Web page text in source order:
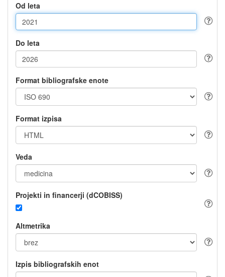
Od leta
Do leta
Format bibliografske enote
Format izpisa
Veda
Projekti in financerji (dCOBISS)
Altmetrika
Izpis bibliografskih enot